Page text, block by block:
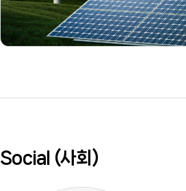
Social (사회)